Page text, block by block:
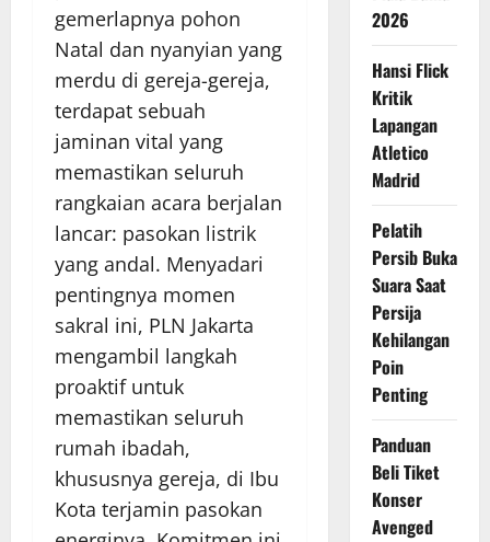
gemerlapnya pohon
Natal dan nyanyian yang
merdu di gereja-gereja,
terdapat sebuah
jaminan vital yang
memastikan seluruh
rangkaian acara berjalan
lancar: pasokan listrik
yang andal. Menyadari
pentingnya momen
sakral ini, PLN Jakarta
mengambil langkah
proaktif untuk
memastikan seluruh
rumah ibadah,
khususnya gereja, di Ibu
Kota terjamin pasokan
2026
Hansi Flick
Kritik
Lapangan
Atletico
Madrid
Pelatih
Persib Buka
Suara Saat
Persija
Kehilangan
Poin
Penting
Panduan
Beli Tiket
Konser
Avenged